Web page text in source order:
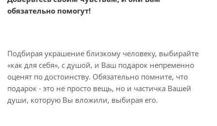
обязательно помогут!
Подбирая украшение близкому человеку, выбирайте
«как для себя», с душой, и Ваш подарок непременно
оценят по достоинству. Обязательно помните, что
подарок - это не просто вещь, но и частичка Вашей
души, которую Вы вложили, выбирая его.